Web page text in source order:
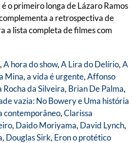
o primeiro longa de Lázaro Ramos
a retrospectiva de
a lista completa de filmes com
,A hora do show,A Lira do Delírio,A
Mina,a vida é urgente,Affonso
Rocha da Silveira, Brian De Palma,
vazia: No Bowery e Uma história
contemporâneo,Clarissa
, Daido Moriyama, David Lynch,
, Douglas Sirk, Eron o protético